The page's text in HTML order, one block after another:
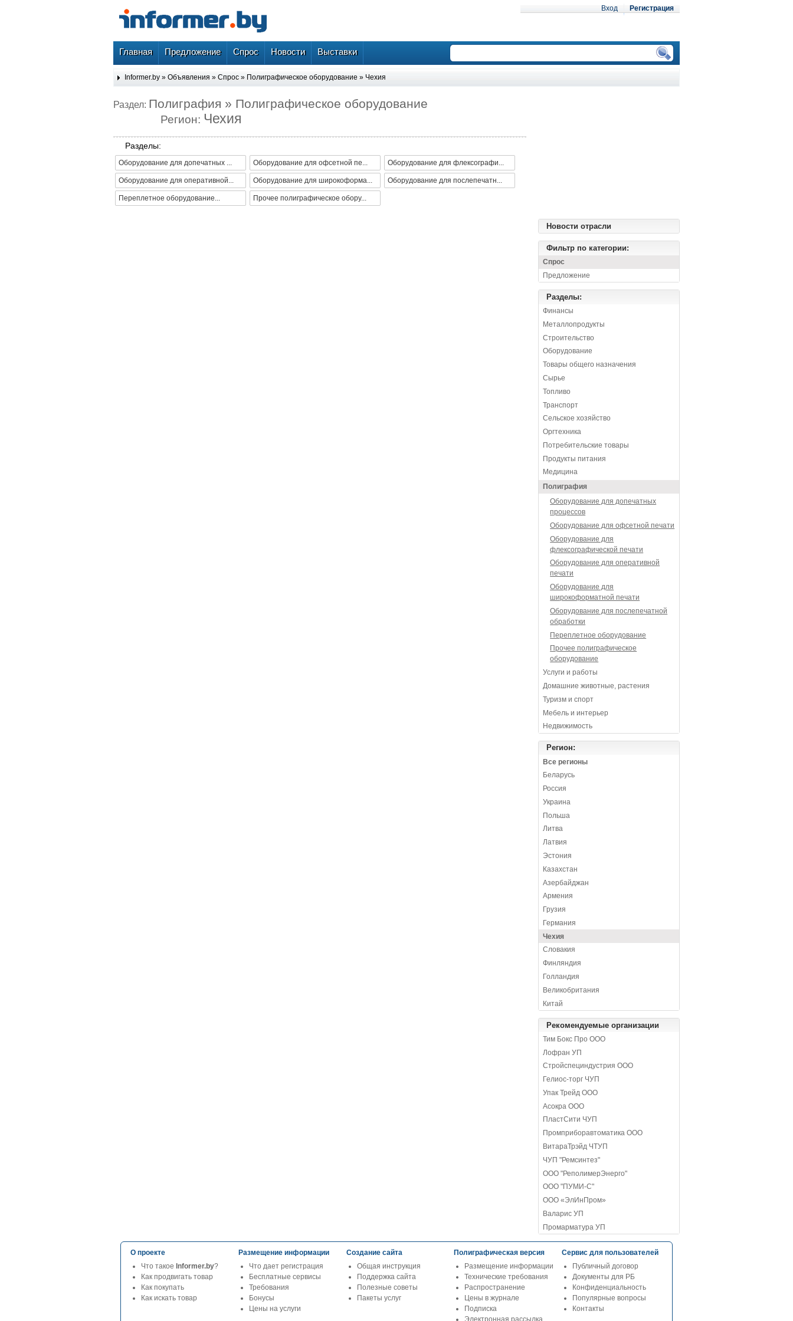
Вход Регистрация
Главная Предложение Спрос Новости Выставки
Informer.by » Объявления » Спрос » Полиграфическое оборудование » Чехия
Раздел: Полиграфия » Полиграфическое оборудование
Регион: Чехия
Разделы:
Оборудование для допечатных ... Оборудование для офсетной пе... Оборудование для флексографи...
Оборудование для оперативной... Оборудование для широкоформа... Оборудование для послепечатн...
Переплетное оборудование... Прочее полиграфическое обору...
Новости отрасли
Фильтр по категории:
Спрос
Предложение
Разделы:
Финансы
Металлопродукты
Строительство
Оборудование
Товары общего назначения
Сырье
Топливо
Транспорт
Сельское хозяйство
Оргтехника
Потребительские товары
Продукты питания
Медицина
Полиграфия
Оборудование для допечатных
процессов
Оборудование для офсетной печати
Оборудование для
флексографической печати
Оборудование для оперативной
печати
Оборудование для
широкоформатной печати
Оборудование для послепечатной
обработки
Переплетное оборудование
Прочее полиграфическое
оборудование
Услуги и работы
Домашние животные, растения
Туризм и спорт
Мебель и интерьер
Недвижимость
Регион:
Все регионы
Беларусь
Россия
Украина
Польша
Литва
Латвия
Эстония
Казахстан
Азербайджан
Армения
Грузия
Германия
Чехия
Словакия
Финляндия
Голландия
Великобритания
Китай
Рекомендуемые организации
Тим Бокс Про ООО
Лофран УП
Стройспециндустрия ООО
Гелиос-торг ЧУП
Упак Трейд ООО
Асокра ООО
ПластСити ЧУП
Промприборавтоматика ООО
ВитараТрэйд ЧТУП
ЧУП "Ремсинтез"
ООО "РеполимерЭнерго"
ООО "ПУМИ-С"
ООО «ЭлИнПром»
Валарис УП
Промарматура УП
О проекте
Что такое Informer.by?
Как продвигать товар
Как покупать
Как искать товар
Размещение информации
Что дает регистрация
Бесплатные сервисы
Требования
Бонусы
Цены на услуги
Создание сайта
Общая инструкция
Поддержка сайта
Полезные советы
Пакеты услуг
Полиграфическая версия
Размещение информации
Технические требования
Распространение
Цены в журнале
Подписка
Электронная рассылка
Сервис для пользователей
Публичный договор
Документы для РБ
Конфиденциальность
Популярные вопросы
Контакты